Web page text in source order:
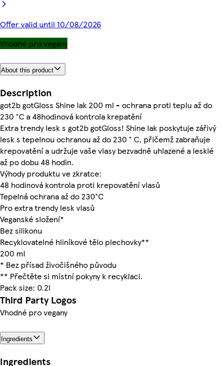
Offer valid until 10/08/2026
Vhodné pro vegany
About this product
Description
got2b gotGloss Shine lak 200 ml - ochrana proti teplu až do
230 °C a 48hodinová kontrola krepatění
Extra trendy lesk s got2b gotGloss! Shine lak poskytuje zářivý
lesk s tepelnou ochranou až do 230 ° C, přičemž zabraňuje
krepovatění a udržuje vaše vlasy bezvadně uhlazené a lesklé
až po dobu 48 hodin.
Výhody produktu ve zkratce:
48 hodinová kontrola proti krepovatění vlasů
Tepelná ochrana až do 230°C
Pro extra trendy lesk vlasů
Veganské složení*
Bez silikonu
Recyklovatelné hliníkové tělo plechovky**
200 ml
* Bez přísad živočišného původu
** Přečtěte si místní pokyny k recyklaci.
Pack size: 0.2l
Third Party Logos
Vhodné pro vegany
Ingredients
Ingredients